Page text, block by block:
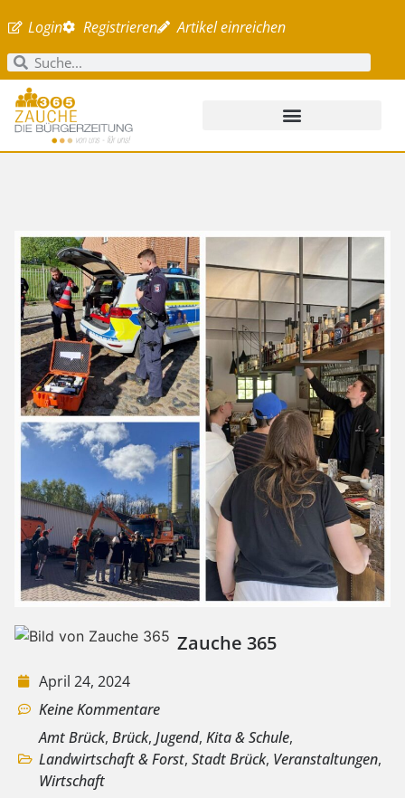
Login Registrieren Artikel einreichen
Zauche 365
April 24, 2024
Keine Kommentare
Amt Brück, Brück, Jugend, Kita & Schule,
Landwirtschaft & Forst, Stadt Brück, Veranstaltungen,
Wirtschaft